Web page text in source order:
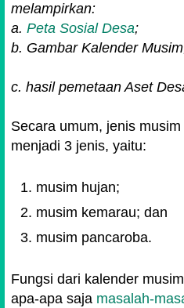
melampirkan:
a. Peta Sosial Desa;
b. Gambar Kalender
c. hasil pemetaan Aset
Secara umum, jenis
menjadi 3 jenis, yaitu:
musim hujan;
musim kemarau; dan
musim pancaroba.
Fungsi dari kalender
apa-apa saja masalah-